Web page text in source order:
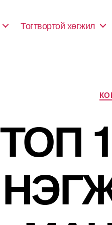
Тогтвортой хөгжил
ТОП